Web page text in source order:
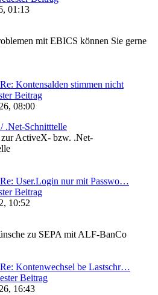
01:13
mit EBICS können Sie gerne
Re: Kontensalden stimmen nicht
Beitrag
08:00
.Net-Schnitttelle
ActiveX- bzw. .Net-
Re: User.Login nur mit Passwo…
Beitrag
10:52
zu SEPA mit ALF-BanCo
Re: Kontenwechsel be Lastschr…
Beitrag
16:43